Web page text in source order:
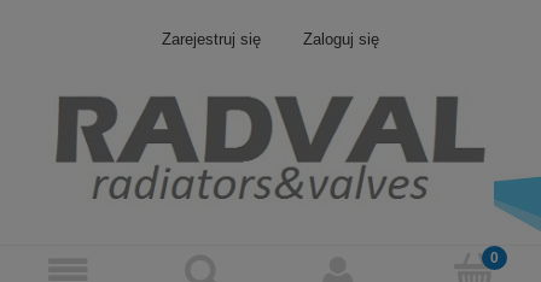
Zarejestruj się Zaloguj się